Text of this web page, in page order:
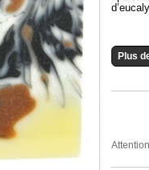
Plus